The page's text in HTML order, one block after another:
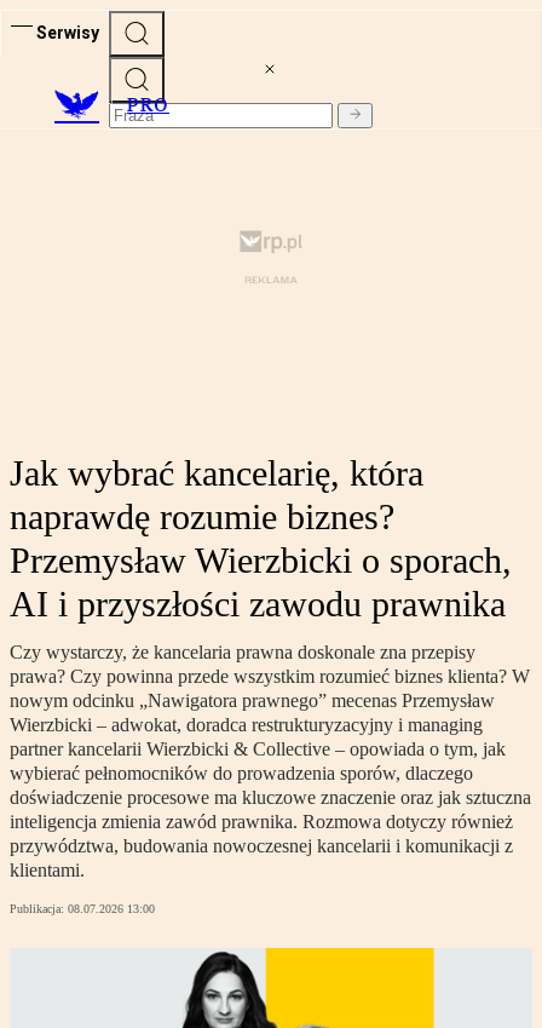
Serwisy
PRO
Jak wybrać kancelarię, która
naprawdę rozumie biznes?
Przemysław Wierzbicki o sporach,
AI i przyszłości zawodu prawnika
Czy wystarczy, że kancelaria prawna doskonale zna przepisy
prawa? Czy powinna przede wszystkim rozumieć biznes klienta? W
nowym odcinku „Nawigatora prawnego” mecenas Przemysław
Wierzbicki – adwokat, doradca restrukturyzacyjny i managing
partner kancelarii Wierzbicki & Collective – opowiada o tym, jak
wybierać pełnomocników do prowadzenia sporów, dlaczego
doświadczenie procesowe ma kluczowe znaczenie oraz jak sztuczna
inteligencja zmienia zawód prawnika. Rozmowa dotyczy również
przywództwa, budowania nowoczesnej kancelarii i komunikacji z
klientami.
Publikacja: 08.07.2026 13:00